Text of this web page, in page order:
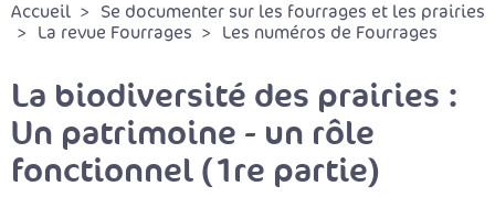
Accueil
Se documenter sur les fourrages et les prairies
La revue Fourrages
Les numéros de Fourrages
La biodiversité des prairies :
Un patrimoine - un rôle
fonctionnel (1re partie)